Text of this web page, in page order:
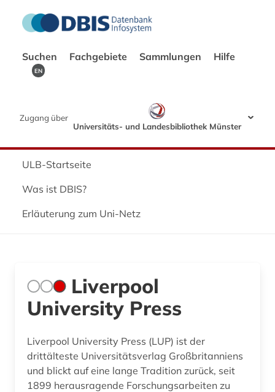
Suchen Fachgebiete Sammlungen Hilfe
EN
Zugang über
Universitäts- und Landesbibliothek Münster
ULB-Startseite
Was ist DBIS?
Erläuterung zum Uni-Netz
Liverpool
University Press
Liverpool University Press (LUP) ist der
drittälteste Universitätsverlag Großbritanniens
und blickt auf eine lange Tradition zurück, seit
1899 herausragende Forschungsarbeiten zu